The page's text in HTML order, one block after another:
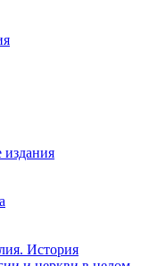
издания
История